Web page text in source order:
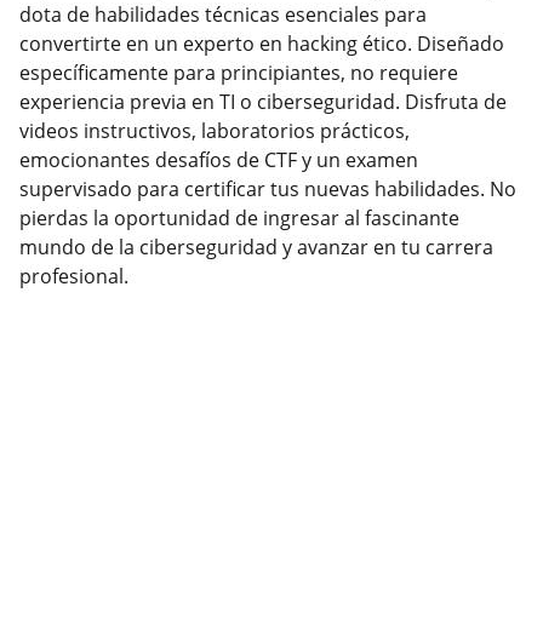
dota de habilidades técnicas esenciales para
convertirte en un experto en hacking ético. Diseñado
específicamente para principiantes, no requiere
experiencia previa en TI o ciberseguridad. Disfruta de
videos instructivos, laboratorios prácticos,
emocionantes desafíos de CTF y un examen
supervisado para certificar tus nuevas habilidades. No
pierdas la oportunidad de ingresar al fascinante
mundo de la ciberseguridad y avanzar en tu carrera
profesional.